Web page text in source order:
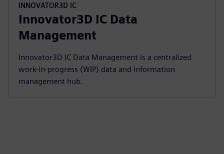
INNOVATOR3D IC
Innovator3D IC Data
Management
Innovator3D IC Data Management is a centralized
work-in-progress (WIP) data and information
management hub.